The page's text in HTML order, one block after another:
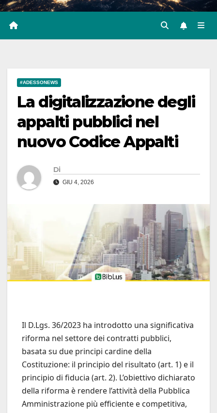
#ADESSONEWS
La digitalizzazione degli
appalti pubblici nel
nuovo Codice Appalti
Di
GIU 4, 2026
Il D.Lgs. 36/2023 ha introdotto una significativa
riforma nel settore dei contratti pubblici,
basata su due principi cardine della
Costituzione: il principio del risultato (art. 1) e il
principio di fiducia (art. 2). L’obiettivo dichiarato
della riforma è rendere l’attività della Pubblica
Amministrazione più efficiente e competitiva,